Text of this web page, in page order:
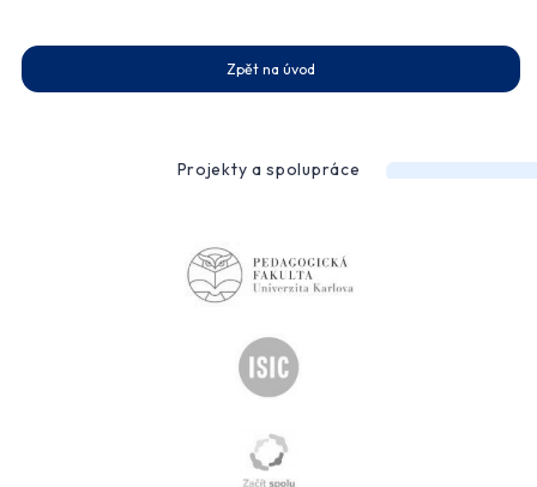
Zpět na úvod
Projekty a spolupráce